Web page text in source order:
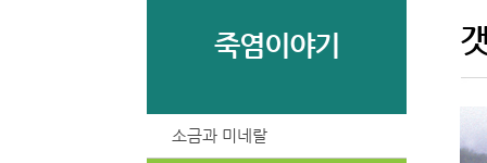
죽염이야기
소금과 미네랄